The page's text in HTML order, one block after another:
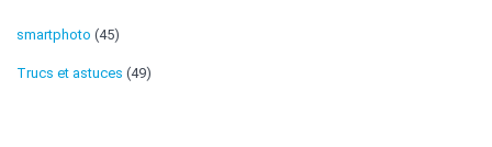
smartphoto (45)
Trucs et astuces (49)